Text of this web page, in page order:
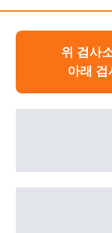
위 검사
아래 검